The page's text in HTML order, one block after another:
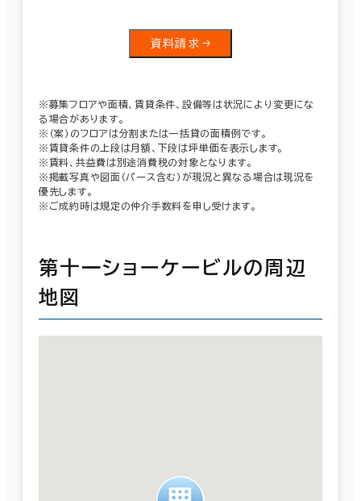
資料請求
※募集フロアや面積、賃貸条件、設備等は状況により変更にな
る場合があります。
※（案）のフロアは分割または一括貸の面積例です。
※賃貸条件の上段は月額、下段は坪単価を表示します。
※賃料、共益費は別途消費税の対象となります。
※掲載写真や図面（パース含む）が現況と異なる場合は現況を
優先します。
※ご成約時は規定の仲介手数料を申し受けます。
第十一ショーケービルの周辺
地図